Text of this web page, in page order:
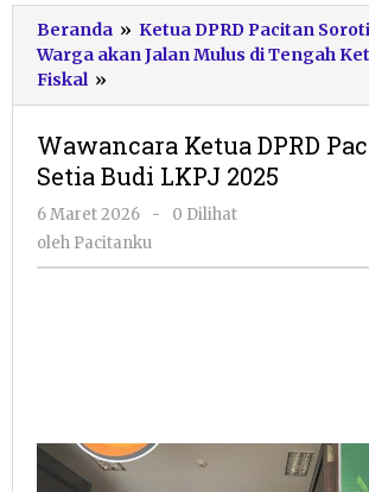
Beranda » Ketua DPRD Pacitan
Warga akan Jalan Mulus di Tengah
Fiskal »
Ketua
Pacitan
Arif
Setia
LKPJ
Wawancara Ketua DPRD
Setia Budi LKPJ 2025
6 Maret 2026
oleh
Pacitanku
-
0 Dilihat
oleh Pacitanku